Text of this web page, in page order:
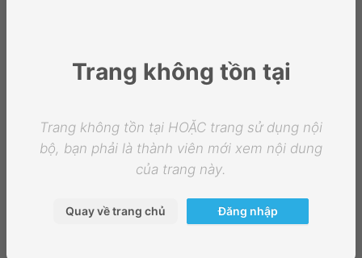
Trang không tồn tại
Trang không tồn tại HOẶC trang sử dụng nội
bộ, bạn phải là thành viên mới xem nội dung
của trang này.
Quay về trang chủ Đăng nhập